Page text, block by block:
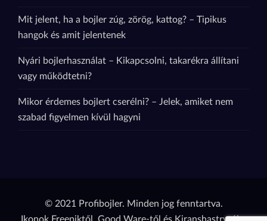
Mit jelent, ha a bojler zúg, zörög, kattog? – Tipikus
hangok és amit jelentenek
Nyári bojlerhasználat – Kikapcsolni, takarékra állítani
vagy működtetni?
Mikor érdemes bojlert cserélni? – Jelek, amiket nem
szabad figyelmen kívül hagyni
© 2021 Profibojler. Minden jog fenntartva.